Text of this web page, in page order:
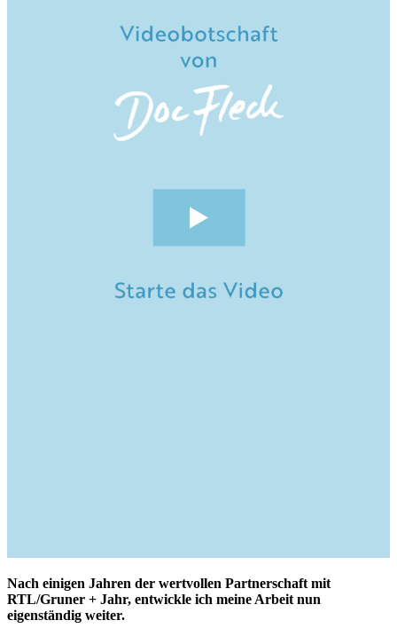
Nach einigen Jahren der wertvollen Partnerschaft mit
RTL/Gruner + Jahr, entwickle ich meine Arbeit nun
eigenständig weiter.